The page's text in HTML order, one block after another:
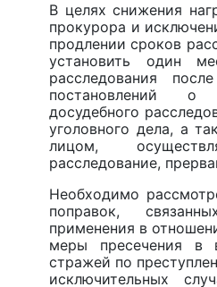
В целях снижения
прокурора и
продлении сроков
установить один
расследования
постановлений о
досудебного
уголовного дела, а
лицом,
расследование,
Необходимо
поправок,
применения в
меры пресечения в
стражей по
исключительных